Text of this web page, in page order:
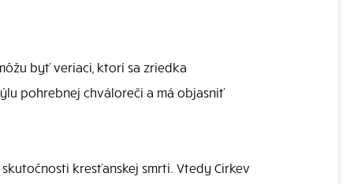
byť veriaci, ktorí sa zriedka
pohrebnej chváloreči a má objasniť
kresťanskej smrti. Vtedy Cirkev